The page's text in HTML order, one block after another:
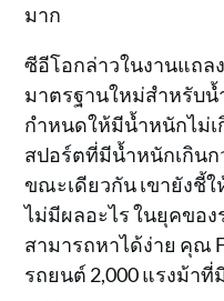
มาก
ซีอีโอกล่าวในงานแถล
มาตรฐานใหม่สำหรับ
กำหนดให้มีน้ำหนักไม่เ
สปอร์ตที่มีน้ำหนักเกิน
ขณะเดียวกัน เขายังชี้
ไม่มีผลอะไร ในยุคขอ
สามารถหาได้ง่าย คุณ
รถยนต์ 2,000 แรงม้าที่